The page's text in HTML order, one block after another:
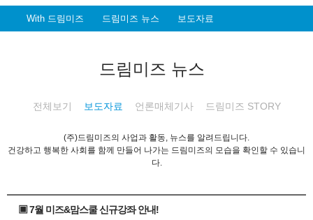
With 드림미즈 드림미즈 뉴스 보도자료
드림미즈 뉴스
전체보기 보도자료 언론매체기사 드림미즈 STORY
(주)드림미즈의 사업과 활동, 뉴스를 알려드립니다.
건강하고 행복한 사회를 함께 만들어 나가는 드림미즈의 모습을 확인할 수 있습니
다.
▣ 7월 미즈&맘스쿨 신규강좌 안내!